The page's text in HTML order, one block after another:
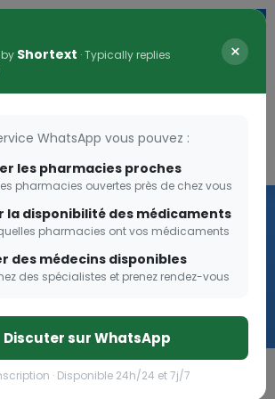
Shortext · Typically replies
×
WhatsApp vous pouvez :
les pharmacies proches
pharmacies ouvertes près de chez vous
la disponibilité des médicaments
pharmacies ont vos médicaments
des médecins disponibles
des spécialistes et prenez rendez-vous
Discuter sur WhatsApp
· Disponible 24h/24 et 7j/7